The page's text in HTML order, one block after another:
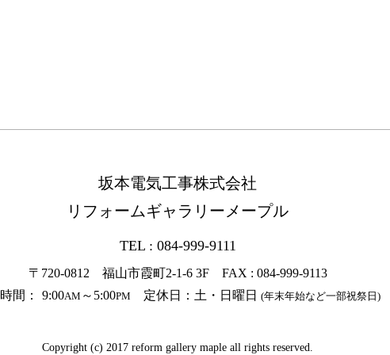
坂本電気工事株式会社
リフォームギャラリーメープル
TEL : 084-999-9111
〒720-0812 福山市霞町2-1-6 3F
FAX : 084-999-9113
間：
9:00AM ～5:00PM 定休日：土・日曜日 (年末年始など一部祝祭日)
Copyright (c) 2017 reform gallery maple all rights reserved.